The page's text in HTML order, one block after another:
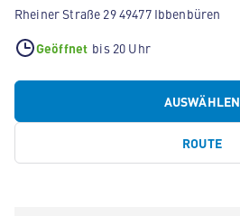
Rheiner Straße 29 49477 Ibbenbüren
Geöffnet bis 20 Uhr
AUSWÄHLEN
ROUTE